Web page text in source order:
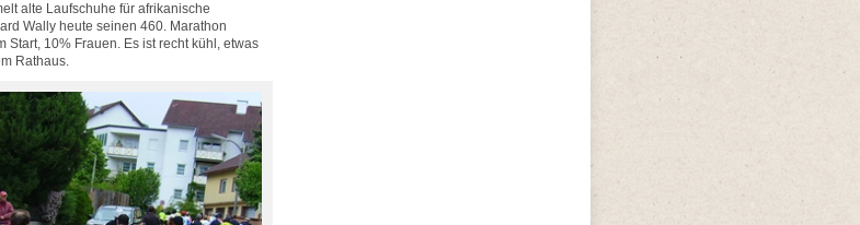
alte Laufschuhe für afrikanische
Wally heute seinen 460. Marathon
10% Frauen. Es ist recht kühl, etwas
Rathaus.